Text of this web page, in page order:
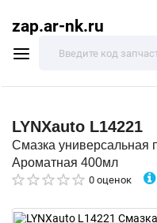
zap.ar-nk.ru
LYNXauto L14221
Смазка универсальная
Ароматная 400мл
0 оценок